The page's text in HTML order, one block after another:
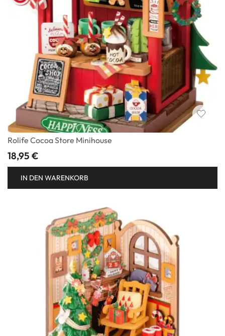
Rolife Cocoa Store Minihouse
18,95 €
IN DEN WARENKORB